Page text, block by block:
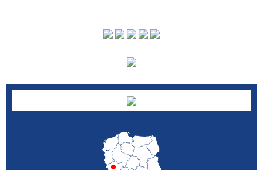
—
Kategoria